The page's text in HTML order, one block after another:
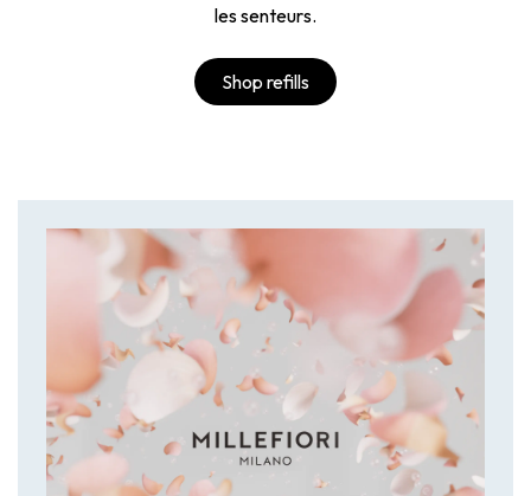
les senteurs.
Shop refills